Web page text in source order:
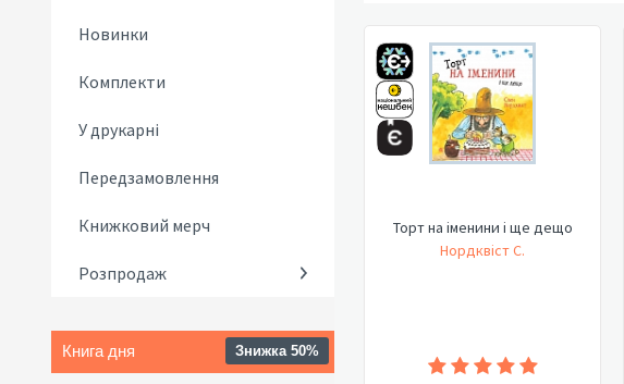
Новинки
Комплекти
У друкарні
Передзамовлення
Книжковий мерч
Розпродаж
Книга дня Знижка 50%
Торт на іменини і ще дещо
Нордквіст С.